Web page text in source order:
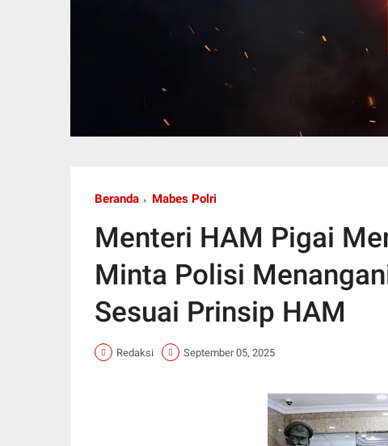
Beranda Mabes Polri
Menteri HAM Pigai
Minta Polisi
Sesuai Prinsip HAM
Redaksi September 05, 2025